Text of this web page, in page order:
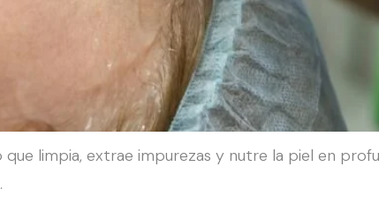
limpia, extrae impurezas y nutre la piel en